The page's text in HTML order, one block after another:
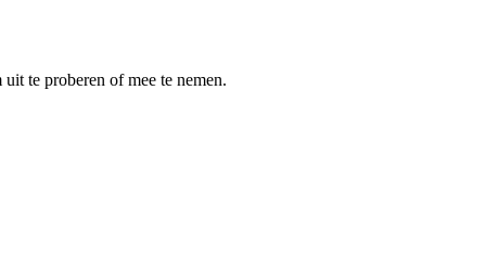
te proberen of mee te nemen.